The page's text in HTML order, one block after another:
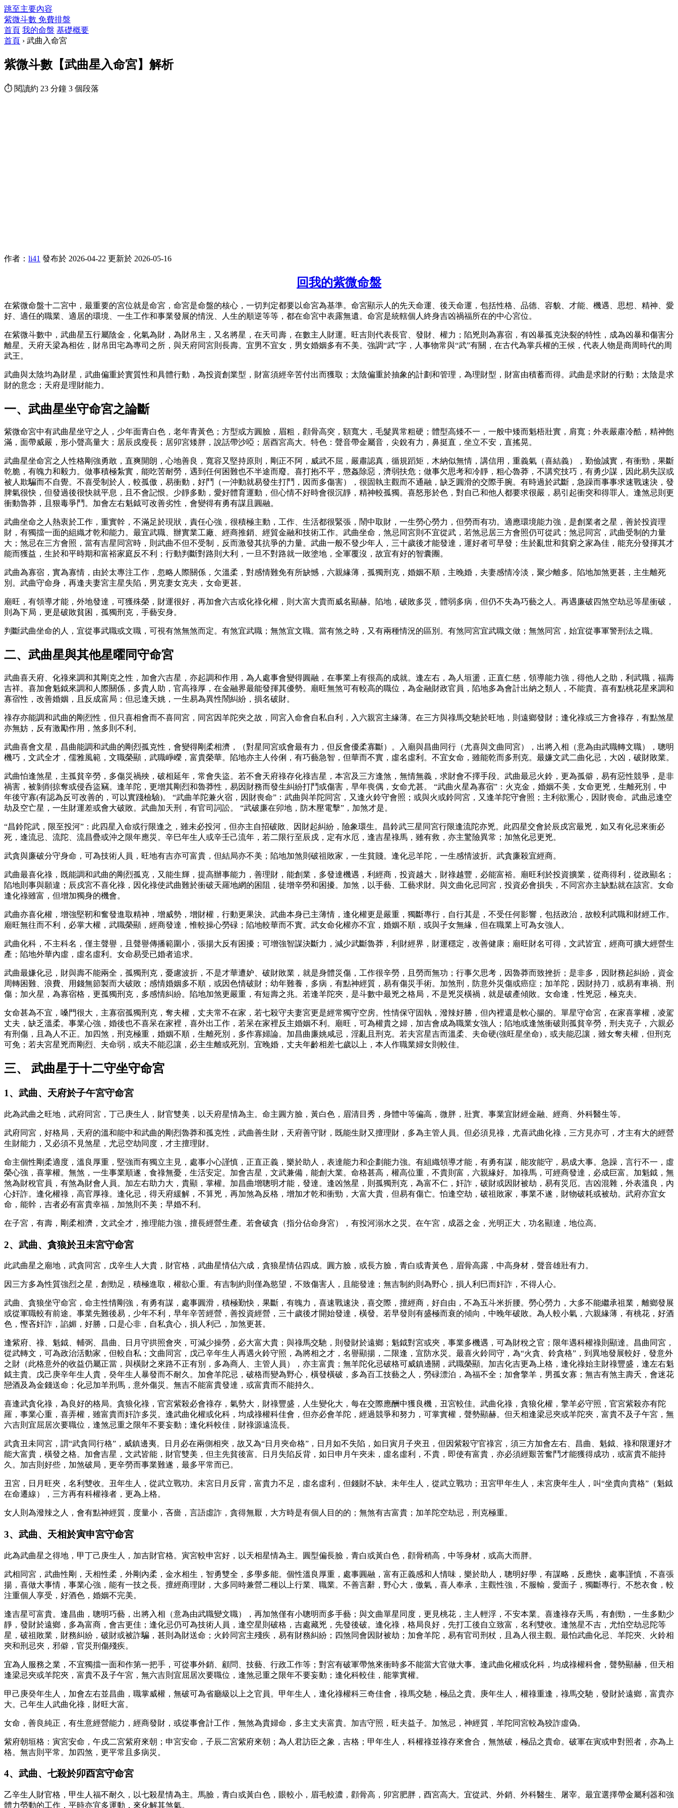
跳至主要內容
紫微斗數 免費排盤
首頁 我的命盤 基礎概要
首頁 › 武曲入命宮
紫微斗數【武曲星入命宮】解析
⏱ 閱讀約 23 分鐘 3 個段落
作者： li41 發布於 2026-04-22 更新於 2026-05-16
回我的紫微命盤
在紫微命盤十二宮中，最重要的宮位就是命宮，命宮是命盤的核心，一切判定都要以命宮為基準。命宮顯示人的先天命運、後天命運，包括性格、品德、容貌、才能、機遇、思想、精神、愛
好、適任的職業、適居的環境、一生工作和事業發展的情況、人生的順逆等等，都在命宮中表露無遺。命宮是統轄個人終身吉凶禍福所在的中心宮位。
在紫微斗數中，武曲星五行屬陰金，化氣為財，為財帛主，又名將星，在天司壽，在數主人財運。旺吉則代表長官、發財、權力；陷兇則為寡宿，有凶暴孤克決裂的特性，成為凶暴和傷害分
離星。天府天梁為相佐，財帛田宅為專司之所，與天府同宮則長壽。宜男不宜女，男女婚姻多有不美。強調“武”字，人事物常與“武”有關，在古代為掌兵權的王候，代表人物是商周時代的周
武王。
武曲與太陰均為財星，武曲偏重於實質性和具體行動，為投資創業型，財富須經辛苦付出而獲取；太陰偏重於抽象的計劃和管理，為理財型，財富由積蓄而得。武曲是求財的行動；太陰是求
財的意念；天府是理財能力。
一、武曲星坐守命宮之論斷
紫微命宮中有武曲星坐守之人，少年面青白色，老年青黃色；方型或方圓臉，眉粗，顴骨高突，額寬大，毛髮異常粗硬；體型高矮不一，一般中矮而魁梧壯實，肩寬；外表嚴肅冷酷，精神飽
滿，面帶威嚴，形小聲高量大；居辰戍瘦長；居卯宮矮胖，說話帶沙啞；居酉宮高大。特色：聲音帶金屬音，尖銳有力，鼻挺直，坐立不安，直搖晃。
武曲星坐命宮之人性格剛強勇敢，直爽開朗，心地善良，寬容又堅持原則，剛正不阿，威武不屈，嚴肅認真，循規蹈矩，木納似無情，講信用，重義氣（喜結義），勤儉誠實，有衝勁，果斷
乾脆，有魄力和毅力。做事積極紮實，能吃苦耐勞，遇到任何困難也不半途而廢。喜打抱不平，懲姦除惡，濟弱扶危；做事欠思考和冷靜，粗心魯莽，不講究技巧，有勇少謀，因此易失誤或
被人欺騙而不自覺。不喜受制於人，較孤傲，易衝​​動，好鬥（一沖動就易發生打鬥，因而多傷害），很固執主觀而不通融，缺乏圓滑的交際手腕。有時過於武斷，急躁而事事求速戰速決，發
脾氣很快，但發過後很快就平息，且不會記恨。少靜多動，愛好體育運動，但心情不好時會很沉靜，精神較孤獨。喜怒形於色，對自己和他人都要求很嚴，易引起衝突和得罪人。逢煞忌則更
衝動魯莽，且狠毒爭鬥。加會左右魁鉞可改善劣性，會變得有勇有謀且圓融。
武曲坐命之人熱衷於工作，重實幹，不滿足於現狀，責任心強，很積極主動，工作、生活都很緊張，鬧中取財，一生勞心勞力，但勞而有功。適應環境能力強，是創業者之星，善於投資理
財，有獨擋一面的組織才乾和能力。最宜武職、辦實業工廠、經商推銷、經貿金融和技術工作。武曲坐命，煞忌同宮則不宜從武，若煞忌居三方會照仍可從武；煞忌同宮，武曲受制的力量
大；煞忌在三方會照，當有吉星同宮時，則武曲不但不受制，反而激發其抗爭的力量。武曲一般不發少年人，三十歲後才能發達，運好者可早發；生於亂世和貧窮之家為佳，能充分發揮其才
能而獲益，生於和平時期和富裕家庭反不利；行動判斷對路則大利，一旦不對路就一敗塗地，全軍覆沒，故宜有好的智囊團。
武曲為寡宿，實為寡情，由於太專注工作，忽略人際關係，欠溫柔，對感情難免有所缺憾，六親緣薄，孤獨刑克，婚姻不順，主晚婚，夫妻感情冷淡，聚少離多。陷地加煞更甚，主生離死
別。武曲守命身，再逢夫妻宮主星失陷，男克妻女克夫，女命更甚。
廟旺，有領導才能，外地發達，可獲殊榮，財運很好，再加會六吉或化祿化權，則大富大貴而威名顯赫。陷地，破敗多災，體弱多病，但仍不失為巧藝之人。再遇廉破四煞空劫忌等星衝破，
則為下局，更是破敗貧困，孤獨刑克，手藝安身。
判斷武曲坐命的人，宜從事武職或文職，可視有煞無煞而定。有煞宜武職；無煞宜文職。當有煞之時，又有兩種情況的區別。有煞同宮宜武職文做；無煞同宮，始宜從事軍警刑法之職。
二、武曲星與其他星曜同守命宮
武曲喜天府、化祿來調和其剛克之性，加會六吉星，亦起調和作用，為人處事會變得圓融，在事業上有很高的成就。逢左右，為人垣盪，正直仁慈，領導能力強，得他人之助，利武職，福壽
吉祥。喜加會魁鉞來調和人際關係，多貴人助，官高祿厚，在金融界最能發揮其優勢。廟旺無煞可有較高的職位，為金融財政官員，陷地多為會計出納之類人，不能貴。喜有點桃花星來調和
寡宿性，改善婚姻，且反成富局；但忌逢天姚，一生易為異性鬧糾紛，損名破財。
祿存亦能調和武曲的剛烈性，但只喜相會而不喜同宮，同宮因羊陀夾之故，同宮入命會自私自利，入六親宮主緣薄。在三方與祿馬交馳於旺地，則遠鄉發財；逢化祿或三方會祿存，有點煞星
亦無妨，反有激勵作用，煞多則不利。
武曲喜會文星，昌曲能調和武曲的剛烈孤克性，會變得剛柔相濟，（對星同宮或會最有力，但反會優柔寡斷）。入廟與昌曲同行（尤喜與文曲同宮），出將入相（意為由武職轉文職），聰明
機巧，文武全才，儒雅風範，文職榮顯，武職崢嶸，富貴榮華。陷地亦主人伶俐，有巧藝急智，但華而不實，虛名虛利。不宜女命，雖能乾而多刑克。最嫌文武二曲化忌，大凶，破財敗業。
武曲怕逢煞星，主孤貧辛勞，多傷災禍殃，破相延年，常會失盜。若不會天府祿存化祿吉星，本宮及三方逢煞，無情無義，求財會不擇手段。武曲最忌火鈴，更為孤僻，易有惡性競爭，是非
禍害，被剝削掠奪或侵呑盜竊。逢羊陀，更增其剛烈和魯莽性，易因財務而發生糾紛打鬥或傷害，早年喪偶，女命尤甚。 “武曲火星為寡宿”：火克金，婚姻不美，女命更兇，生離死別，中
年後守寡(有認為反可改善的，可以實踐檢驗)。 “武曲羊陀兼火宿，因財喪命”：武曲與羊陀同宮，又逢火鈴守會照；或與火或鈴同宮，又逢羊陀守會照；主利欲熏心，因財喪命。武曲忌逢空
劫及空亡星，一生財運差或會大破敗。武曲加天刑，有官司詞訟。 “武破廉在卯地，防木壓電擊”，加煞才是。
“昌鈴陀武，限至投河”：此四星入命或行限逢之，雖未必投河，但亦主自招破敗、因財起糾紛，險象環生。昌鈴武三星同宮行限逢流陀亦兇。此四星交會於辰戍宮最兇，如又有化忌來衝必
死，逢流忌、流陀、流昌疊或沖之限年應災。辛巳年生人或辛壬己流年，若二限行至辰戍，定有水厄，逢吉星祿馬，雖有救，亦主驚險異常；加煞化忌更兇。
武貪與廉破分守身命，可為技術人員，旺地有吉亦可富貴，但結局亦不美；陷地加煞則破祖敗家，一生貧賤。逢化忌羊陀，一生感情波折。武貪廉殺宜經商。
武曲最喜化祿，既能調和武曲的剛烈孤克，又能生輝，提高辦事能力，善理財，能創業，多發達機遇，利經商，投資越大，財祿越豐，必能富裕。廟旺利於投資擴業，從商得利，從政顯名；
陷地則事與願違；辰戍宮不喜化祿，因化祿使武曲難於衝破天羅地網的困阻，徒增辛勞和困擾。加煞，以手藝、工藝求財。與文曲化忌同宮，投資必會損失，不同宮亦主缺點就在該宮。女命
逢化祿雖富，但增加獨身的機會。
武曲亦喜化權，增強堅靭和奮發進取精神，增威勢，增財權，行動更果決。武曲本身已主薄情，逢化權更是嚴重，獨斷專行，自行其是，不受任何影響，包括政治，故較利武職和財經工作。
廟旺無往而不利，必掌大權，武職榮顯，經商發達，惟較操心勞碌；陷地較華而不實。武女命化權亦不宜，婚姻不順，或與子女無緣，但在職業上可為女強人。
武曲化科，不主科名，僅主聲譽，且聲譽傳播範圍小，張揚大反有困擾；可增強智謀決斷力，減少武斷魯莽，利財經界，財運穩定，改善健康；廟旺財名可得，文武皆宜，經商可擴大經營生
產；陷地外華內虛，虛名虛利。女命易受已婚者追求。
武曲最嫌化忌，財與壽不能兩全，孤獨刑克，憂慮波折，不是才華遭妒、破財敗業，就是身體災傷，工作很辛勞，且勞而無功；行事欠思考，因魯莽而致挫折；是非多，因財務起糾紛，資金
周轉困難、浪費、用錢無節製而大破敗；感情婚姻多不順，或因色情破財；幼年難養，多病，有點神經質，易有傷災手術。加煞刑，防意外災傷或癌症；加羊陀，因財持刀，或易有車禍、刑
傷；加火星，為寡宿格，更孤獨刑克，多感情糾紛。陷地加煞更嚴重，有短壽之兆。若逢羊陀夾，是斗數中最兇之格局，不是兇災橫禍，就是破產傾敗。女命逢，性兇惡，極克夫。
女命甚為不宜，嗓門很大，主寡宿孤獨刑克，奪夫權，丈夫常不在家，若七殺守夫妻宮更是經常獨守空房。性情保守固執，潑辣好勝，但內裡還是軟心腸的。單星守命宮，在家喜掌權，凌駕
丈夫，缺乏溫柔。事業心強，婚後也不喜呆在家裡，喜外出工作，若呆在家裡反主婚姻不利。廟旺，可為權貴之婦，加吉會成為職業女強人；陷地或逢煞衝破則孤貧辛勞，刑夫克子，六親必
有刑傷，且為人不正。加四煞，刑克極重，婚姻不順，生離死別，多作寡婦論。加昌曲廉姚咸忌，淫亂且刑克。若夫宮星吉而溫柔、夫命硬(強旺星坐命)，或夫能忍讓，雖女奪夫權，但刑克
可免；若夫宮星兇而剛烈、夫命弱，或夫不能忍讓，必主生離或死別。宜晚婚，丈夫年齡相差七歲以上，本人作職業婦女則較佳。
三、 武曲星于十二守坐守命宮
1、武曲、天府於子午宮守命宮
此為武曲之旺地，武府同宮，丁己庚生人，財官雙美，以天府星情為主。命主圓方臉，黃白色，眉清目秀，身體中等偏高，微胖，壯實。事業宜財經金融、經商、外科醫生等。
武府同宮，好格局，天府的溫和能中和武曲的剛烈魯莽和孤克性，武曲善生財，天府善守財，既能生財又擅理財，多為主管人員。但必須見祿，尤喜武曲化祿，三方見亦可，才主有大的經營
生財能力，又必須不見煞星，尤忌空劫同度，才主擅理財。
命主個性剛柔適度，溫良厚重，堅強而有獨立主見，處事小心謹慎，正直正義，樂於助人，表達能力和企劃能力強。有組織領導才能，有勇有謀，能攻能守，易成大事。急躁，言行不一，虛
榮心強，喜掌權。無煞，一生事業順遂，食祿無憂，生活安定。加會吉星，文武兼備，能創大業。命格甚高，權高位重，不貴則富，六親緣好。加祿馬，可經商發達，必成巨富。加魁鉞，無
煞為財稅官員，有煞為財會人員。加左右助力大，貴顯，掌權。加昌曲增聰明才能，發達。逢凶煞星，則孤獨刑克，為富不仁，奸詐，破財或因財被劫，易有災厄。吉凶混雜，外表溫良，內
心奸詐。逢化權祿，高官厚祿。逢化忌，得天府緩解，不算兇，再加煞為反格，增加才乾和衝勁，大富大貴，但易有傷亡。怕逢空劫，破祖敗家，事業不遂，財物破耗或被劫。武府亦宜女
命，能幹，吉者必有富貴幸福，加煞則不美；早婚不利。
在子宮，有壽，剛柔相濟，文武全才，推理能力強，擅長經營生產。若會破貪（指分佔命身宮），有投河溺水之災。在午宮，成器之金，光明正大，功名顯達，地位高。
2、武曲、貪狼於丑未宮守命宮
此武曲星之廟地，武貪同宮，戊辛生人大貴，財官格，武曲星情佔六成，貪狼星情佔四成。圓方臉，或長方臉，青白或青黃色，眉骨高露，中高身材，聲音雄壯有力。
因三方多為性質強烈之星，創勁足，積極進取，權欲心重。有吉制約則僅為慾望，不致傷害人，且能發達；無吉制約則為野心，損人利巳而奸詐，不得人心。
武曲、貪狼坐守命宮，命主性情剛強，有勇有謀，處事圓滑，積極勤快，果斷，有魄力，喜速戰速決，喜交際，擅經商，好自由，不為五斗米折腰。勞心勞力，大多不能繼承祖業，離鄉發展
或從軍職較有前途。事業先難後易，少年不利，早年辛苦經營，善投資經營，三十歲後才開始發達，橫發。若早發則有盛極而衰的傾向，中晚年破敗。為人較小氣，六親緣薄，有桃花，好酒
色，慳吝奸詐，諂媚，好勝，口是心非，自私貪心，損人利己，加煞更甚。
逢紫府、祿、魁鉞、輔弼、昌曲、日月守拱照會夾，可減少操勞，必大富大貴；與祿馬交馳，則發財於遠鄉；魁鉞對宮或夾，事業多機遇，可為財稅之官；限年遇科權祿則顯達。昌曲同宮，
從武轉文，可為政治活動家，但較自私；文曲同宮，戊己辛年生人再遇火鈴守照，為將相之才，名譽顯揚，二限逢，宜防水災。最喜火鈴同守，為“火貪、鈴貪格”，到異地發展較好，發意外
之財（此格意外的收益仍屬正當，與橫財之來路不正有別，多為商人、主管人員），亦主富貴；無羊陀化忌破格可威鎮邊關，武職榮顯。加吉化吉更為上格，逢化祿始主財祿豐盛，逢左右魁
鉞主貴。戊己庚辛年生人貴，癸年生人暴發而不耐久。加會羊陀忌，破格而變為野心，橫發橫破，多為百工技藝之人，勞碌漂泊，為福不全；加會擎羊，男孤女寡；無吉有煞主壽夭，會迷花
戀酒及為金錢送命；化忌加羊刑馬，意外傷災。無吉不能富貴發達，或富貴而不能持久。
喜逢武貪化祿，為良好的格局。貪狼化祿，官宮紫殺必會祿存，氣勢大，財祿豐盛，人生變化大，每在交際應酬中獲良機，丑宮較佳。武曲化祿，貪狼化權，擎羊必守照，官宮紫殺亦有陀
羅，事業心重，喜弄權，雖富貴而奸詐多災。逢武曲化權或化科，均成祿權科佳會，但亦必會羊陀，經過競爭和努力，可掌實權，聲勢顯赫。但天相逢梁忌夾或羊陀夾，富貴不及子午宮，無
六吉則宜屈居次要職位，逢煞忌重之限年不要妄動；逢化科較佳，財祿源遠流長。
武貪丑未同宮，謂“武貪同行格”，威鎮邊夷。日月必在兩側相夾，故又為“日月夾命格”，日月如不失陷，如日寅月子夾丑，但因紫殺守官祿宮，須三方加會左右、昌曲、魁鉞、祿和限運好才
能大富貴，橫發之格。加會吉星，文武皆能，財官雙美，但主先貧後富。日月失陷反背，如日申月午夾未，虛名虛利，不貴，即使有富貴，亦必須經艱苦奮鬥才能獲得成功，或富貴不能持
久。加吉則好些，加煞破局，更辛勞而事業難遂，最多平常而已。
丑宮，日月旺夾，名利雙收。丑年生人，從武立戰功。未宮日月反背，富貴力不足，虛名虛利，但錢財不缺。未年生人，從武立戰功；丑宮甲年生人，未宮庚年生人，叫“坐貴向貴格”（魁鉞
在命遷線），三方再有科權祿者，更為上格。
女人則為潑辣之人，會有點神經質，度量小，吝嗇，言語虛詐，貪得無厭，大方時是有個人目的的；無煞有吉富貴；加羊陀空劫忌，刑克極重。
3、武曲、天相於寅申宮守命宮
此為武曲星之得地，甲丁己庚生人，加吉財官格。寅宮較申宮好，以天相星情為主。圓型偏長臉，青白或黃白色，顴骨稍高，中等身材，或高大而胖。
武相同宮，武曲性剛，天相性柔，外剛內柔，金水相生，智勇雙全，多學多能。個性溫良厚重，處事圓融，富有正義感和人情味，樂於助人，聰明好學，有謀略，反應快，處事謹慎，不喜張
揚，喜做大事情，事業心強，能有一技之長。擅經商理財，大多同時兼營二種以上行業、職業。不善言辭，野心大，傲氣，喜人奉承，主觀性強，不服輸，愛面子，獨斷專行。不愁衣食，較
注重個人享受，好酒色，婚姻不完美。
逢吉星可富貴。逢昌曲，聰明巧藝，出將入相（意為由武職變文職），再加煞僅有小聰明而多手藝；與文曲單星同度，更見桃花，主人輕浮，不安本業。喜逢祿存天馬，有創勁，一生多動少
靜，發財於遠鄉，多為富商，會吉更佳；逢化忌仍可為技術人員，逢空星則破格，吉處藏兇，先發後破。逢化祿，格局良好，先打工後自立致富，名利雙收。逢煞星不吉，尤怕空劫忌陀等
星，破祖敗業，財務糾紛，破財或被詐騙，甚則為財送命；火鈴同宮主殘疾，易有財務糾紛；四煞同會因財被劫；加會羊陀，易有官司刑杖，且為人很主觀。最怕武曲化忌、羊陀夾、火鈴相
夾和刑忌夾，邪僻，官災刑傷殘疾。
宜為人服務之業，不宜獨擋一面和作第一把手，可從事外銷、顧問、技藝、行政工作等；對宮有破軍帶煞來衝時多不能當大官做大事。逢武曲化權或化科，均成祿權科會，聲勢顯赫，但天相
逢梁忌夾或羊陀夾，富貴不及子午宮，無六吉則宜屈居次要職位，逢煞忌重之限年不要妄動；逢化科較佳，能掌實權。
甲己庚癸年生人，加會左右並昌曲，職掌威權，無破可為省廳級以上之官員。甲年生人，逢化祿權科三奇佳會，祿馬交馳，極品之貴。庚年生人，權祿重逢，祿馬交馳，發財於遠鄉，富貴亦
大。己年生人武曲化祿，財旺大富。
女命，善良純正，有生意經營能力，經商發財，或從事會計工作，無煞為貴婦命，多主丈夫富貴。加吉守照，旺夫益子。加煞忌，神經質，羊陀同宮較為狡詐虛偽。
紫府朝垣格：寅宮安命，午戍二宮紫府來朝；申宮安命，子辰二宮紫府來朝；為人君訪臣之象，吉格；甲年生人，科權祿並祿存來會合，無煞破，極品之貴命。破軍在寅或申對照者，亦為上
格。無吉則平常。加四煞，更平常且多病災。
4、武曲、七殺於卯酉宮守命宮
乙辛生人財官格，甲生人福不耐久，以七殺星情為主。馬臉，青白或黃白色，眼較小，眉毛較濃，顴骨高，卯宮肥胖，酉宮高大。宜從武、外銷、外科醫生、屠宰。最宜選擇帶金屬利器和強
體力勞動的工作，平時亦宜多運動，來化解其煞氣。